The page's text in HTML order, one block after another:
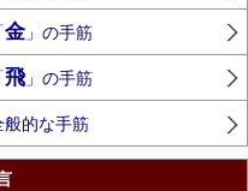
金」の手筋
飛」の手筋
般的な手筋